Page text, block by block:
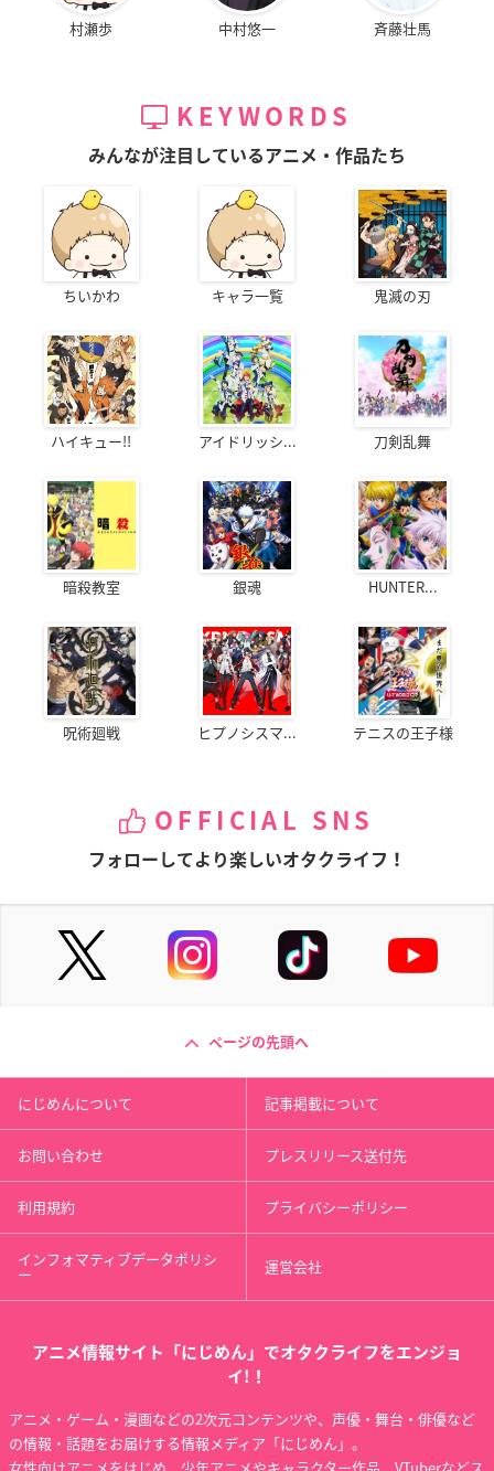
村瀬歩 中村悠一 斉藤壮馬
KEYWORDS
みんなが注目しているアニメ・作品たち
ちいかわ キャラ一覧 鬼滅の刃
ハイキュー!! アイドリッシ... 刀剣乱舞
暗殺教室 銀魂 HUNTER...
呪術廻戦 ヒプノシスマ... テニスの王子様
OFFICIAL SNS
フォローしてより楽しいオタクライフ！
ページの先頭へ
にじめんについて 記事掲載について
お問い合わせ プレスリリース送付先
利用規約 プライバシーポリシー
インフォマティブデータポリシ
ー 運営会社
アニメ情報サイト「にじめん」でオタクライフをエンジョ
イ!！
アニメ・ゲーム・漫画などの2次元コンテンツや、声優・舞台・俳優など
の情報・話題をお届けする情報メディア「にじめん」。